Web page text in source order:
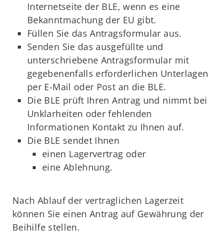
Internetseite der BLE, wenn es eine
Bekanntmachung der EU gibt.
Füllen Sie das Antragsformular aus.
Senden Sie das ausgefüllte und
unterschriebene Antragsformular mit
gegebenenfalls erforderlichen Unterlagen
per E-Mail oder Post an die BLE.
Die BLE prüft Ihren Antrag und nimmt bei
Unklarheiten oder fehlenden
Informationen Kontakt zu Ihnen auf.
Die BLE sendet Ihnen
einen Lagervertrag oder
eine Ablehnung.
Nach Ablauf der vertraglichen Lagerzeit
können Sie einen Antrag auf Gewährung der
Beihilfe stellen.